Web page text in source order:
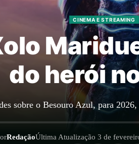
CINEMA E STREAMING
do herói
sobre o Besouro Azul, para
RedaçãoÚltima Atualização 3 de